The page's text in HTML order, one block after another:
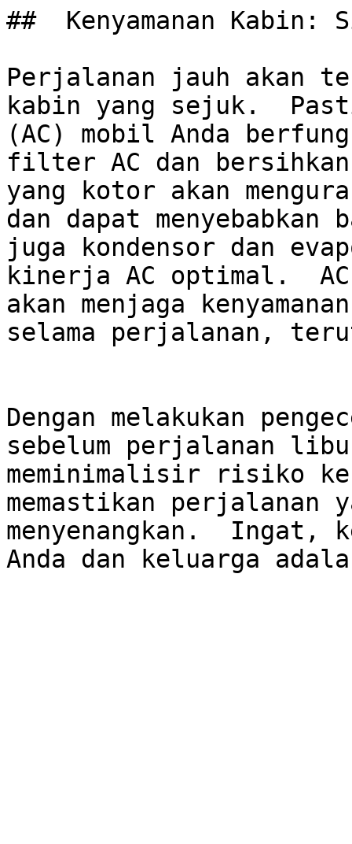
##  Kenyamanan Kabin:
Perjalanan jauh akan
kabin yang sejuk.
(AC) mobil Anda
filter AC dan
yang kotor akan
dan dapat
juga kondensor dan
kinerja AC optimal.
akan menjaga
selama perjalanan,
Dengan melakukan
sebelum perjalanan
meminimalisir risiko
memastikan perjalanan
menyenangkan.  Ingat,